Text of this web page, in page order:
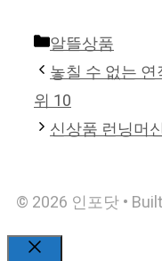
Categories
알뜰상품
놓칠 수 없는
위 10
신상품 런닝머
© 2026 인포닷•